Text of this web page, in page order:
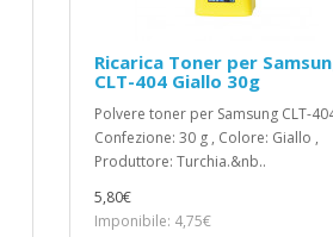
Ricarica Toner per
CLT-404 Giallo 30g
Polvere toner per Samsung CLT-
Confezione: 30 g , Colore: Giallo ,
Produttore: Turchia.&nb..
5,80€
Imponibile: 4,75€